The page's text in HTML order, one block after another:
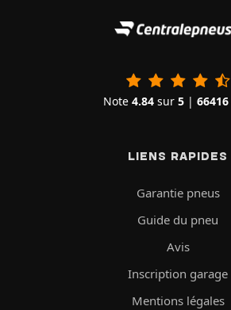
Note 4.84 sur 5 | 66416
LIENS RAPIDES
Garantie pneus
Guide du pneu
Avis
Inscription garage
Mentions légales